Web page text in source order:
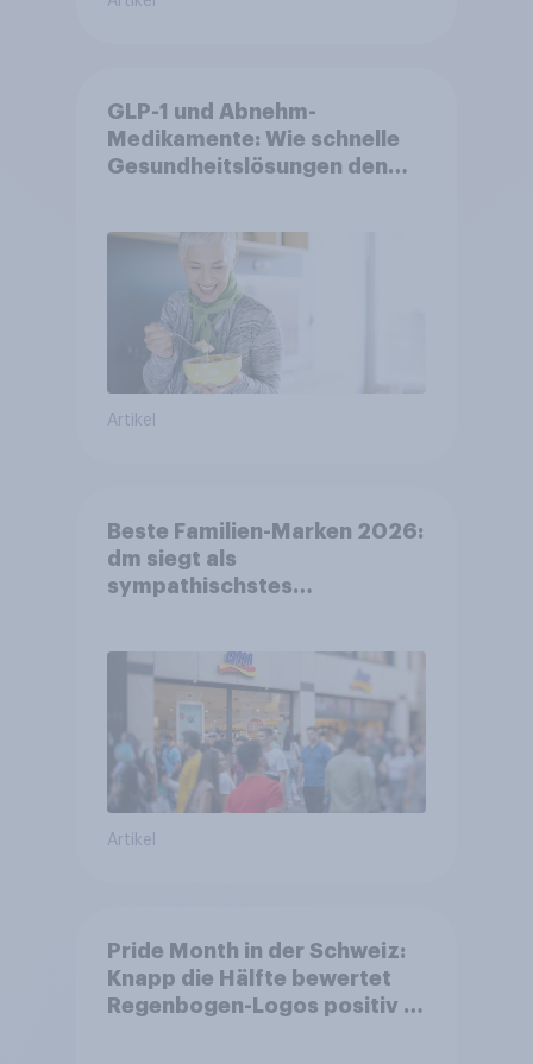
GLP-1 und Abnehm-
Medikamente: Wie schnelle
Gesundheitslösungen den
Artikel
Beste Familien-Marken 2026:
dm siegt als
sympathischstes
Artikel
Pride Month in der Schweiz:
Knapp die Hälfte bewertet
Regenbogen-Logos positiv –